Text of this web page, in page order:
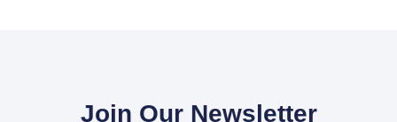
Join Our Newsletter